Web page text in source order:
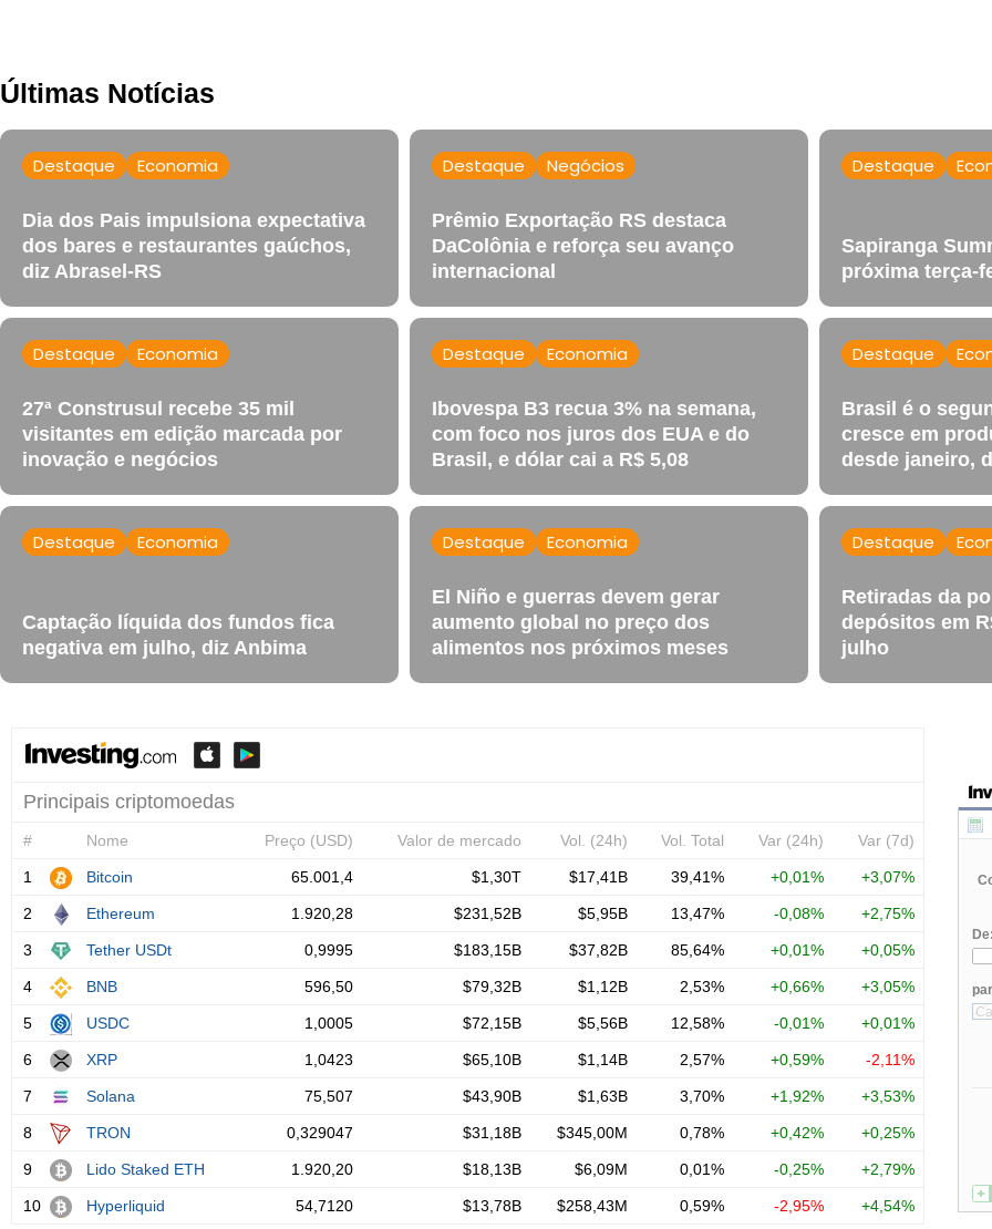
Últimas Notícias
Destaque Economia
Dia dos Pais impulsiona expectativa
dos bares e restaurantes gaúchos,
diz Abrasel-RS
Destaque Negócios
Prêmio Exportação RS destaca
DaColônia e reforça seu avanço
internacional
Destaque
Sapiranga
próxima terça-
Destaque Economia
27ª Construsul recebe 35 mil
visitantes em edição marcada por
inovação e negócios
Destaque Economia
Ibovespa B3 recua 3% na semana,
com foco nos juros dos EUA e do
Brasil, e dólar cai a R$ 5,08
Destaque
Brasil é o
cresce em
desde janeiro,
Destaque Economia
Captação líquida dos fundos fica
negativa em julho, diz Anbima
Destaque Economia
El Niño e guerras devem gerar
aumento global no preço dos
alimentos nos próximos meses
Destaque
Retiradas da
depósitos em
julho